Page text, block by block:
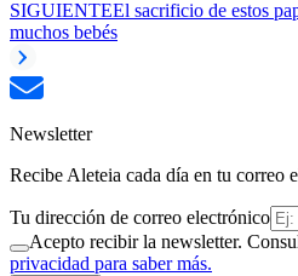
SIGUIENTEEl sacrificio de estos
muchos bebés
Newsletter
Recibe Aleteia cada día en tu correo
Tu dirección de correo electrónico
Acepto recibir la newsletter.
privacidad para saber más.